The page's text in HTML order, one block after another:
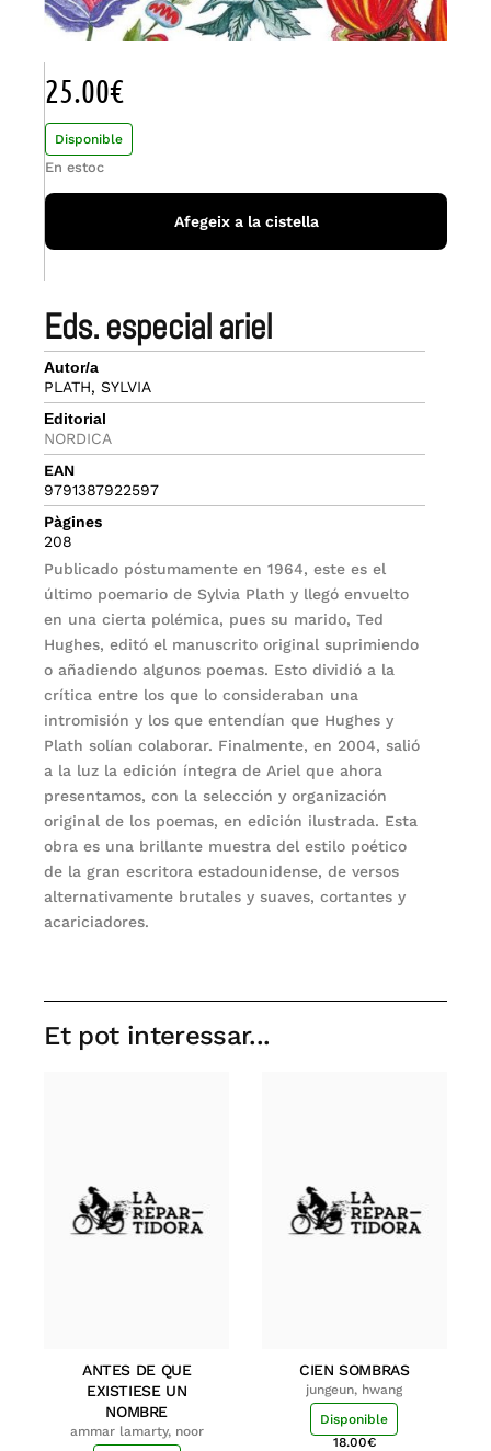
eds. especial ariel
Autor/a
PLATH, SYLVIA
Editorial
NORDICA
EAN
9791387922597
Pàgines
208
Publicado póstumamente en 1964, este es el
último poemario de Sylvia Plath y llegó envuelto
en una cierta polémica, pues su marido, Ted
Hughes, editó el manuscrito original suprimiendo
o añadiendo algunos poemas. Esto dividió a la
crítica entre los que lo consideraban una
intromisión y los que entendían que Hughes y
Plath solían colaborar. Finalmente, en 2004, salió
a la luz la edición íntegra de Ariel que ahora
presentamos, con la selección y organización
original de los poemas, en edición ilustrada. Esta
obra es una brillante muestra del estilo poético
de la gran escritora estadounidense, de versos
alternativamente brutales y suaves, cortantes y
acariciadores.
25.00€
Disponible
En estoc
Afegeix a la cistella
Et pot interessar...
ANTES DE QUE
EXISTIESE UN
NOMBRE
ammar lamarty, noor
CIEN SOMBRAS
jungeun, hwang
Disponible
18.00€